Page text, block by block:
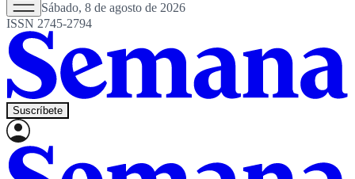
Sábado, 8 de agosto de 2026
ISSN 2745-2794
Suscríbete